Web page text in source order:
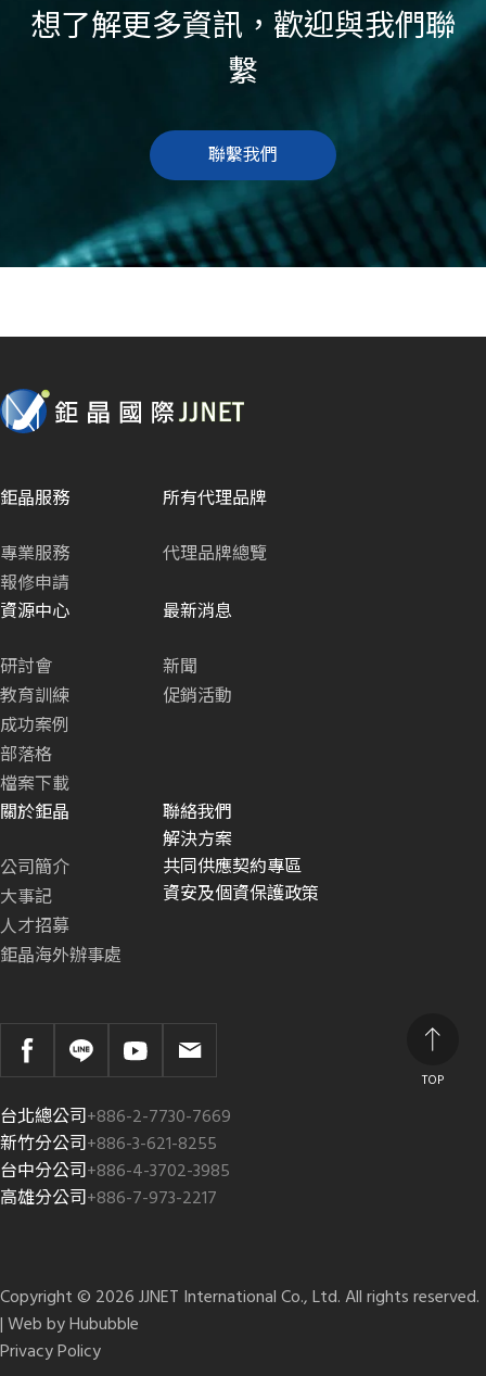
想了解更多資訊，歡迎與我們聯
繫
聯繫我們
TOP
鉅晶服務
專業服務
報修申請
所有代理品牌
代理品牌總覽
資源中心
研討會
教育訓練
成功案例
部落格
檔案下載
最新消息
新聞
促銷活動
關於鉅晶
公司簡介
大事記
人才招募
鉅晶海外辦事處
聯絡我們
解決方案
共同供應契約專區
資安及個資保護政策
台北總公司+886-2-7730-7669
新竹分公司+886-3-621-8255
台中分公司+886-4-3702-3985
高雄分公司+886-7-973-2217
Copyright © 2026 JJNET International Co., Ltd. All rights reserved.
| Web byHububble
Privacy Policy